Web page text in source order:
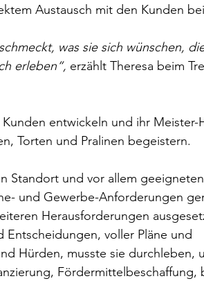
Austausch mit den Kunden
was sie sich wünschen,
erleben“, erzählt Theresa beim
entwickeln und ihr Meister-
Torten und Pralinen begeistern.
Standort und vor allem geeigneten
und Gewerbe-Anforderungen
Herausforderungen
voller Pläne und
Hürden, musste sie durchleben,
Fördermittelbeschaffung,